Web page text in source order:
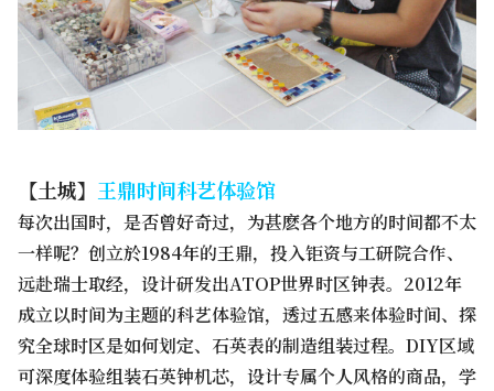
【土城】 王鼎时间科艺体验馆
每次出国时，是否曾好奇过，为甚麽各个地方的时间都不太
一样呢？创立於1984年的王鼎，投入钜资与工研院合作、
远赴瑞士取经，设计研发出ATOP世界时区钟表。2012年
成立以时间为主题的科艺体验馆，透过五感来体验时间、探
究全球时区是如何划定、石英表的制造组装过程。DIY区域
可深度体验组装石英钟机芯，设计专属个人风格的商品，学